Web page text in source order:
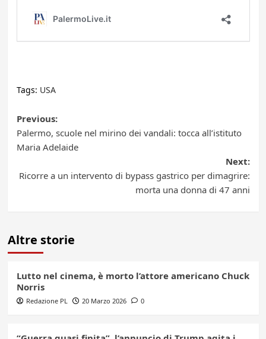
Tags: USA
Post
navigation
Previous:
Palermo, scuole nel mirino dei vandali: tocca all’istituto
Maria Adelaide
Next:
Ricorre a un intervento di bypass gastrico per dimagrire:
morta una donna di 47 anni
Altre storie
Lutto nel cinema, è morto l’attore americano Chuck
Norris
Redazione PL 20 Marzo 2026 0